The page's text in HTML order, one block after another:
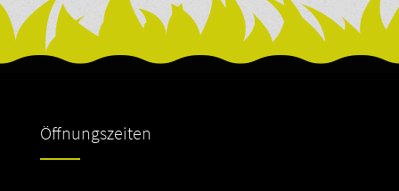
Öffnungszeiten